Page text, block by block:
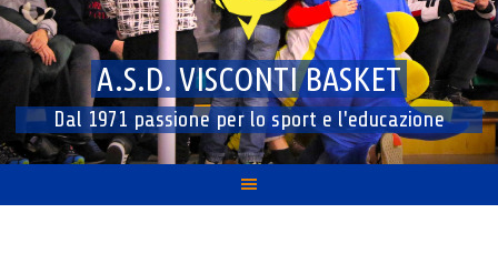
A.S.D. VISCONTI BASKET
Dal 1971 passione per lo sport e l'educazione